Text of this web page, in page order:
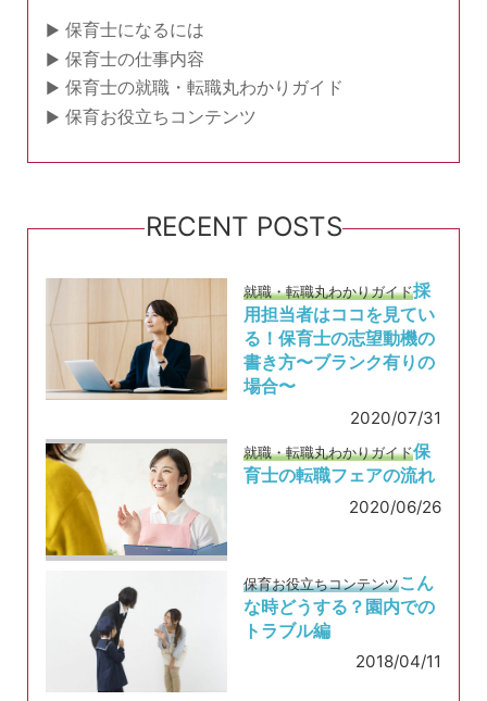
保育士になるには
保育士の仕事内容
保育士の就職・転職丸わかりガイド
保育お役立ちコンテンツ
RECENT POSTS
就職・転職丸わかりガイド採
用担当者はココを見てい
る！保育士の志望動機の
書き方〜ブランク有りの
場合〜
2020/07/31
就職・転職丸わかりガイド保
育士の転職フェアの流れ
2020/06/26
保育お役立ちコンテンツこん
な時どうする？園内での
トラブル編
2018/04/11